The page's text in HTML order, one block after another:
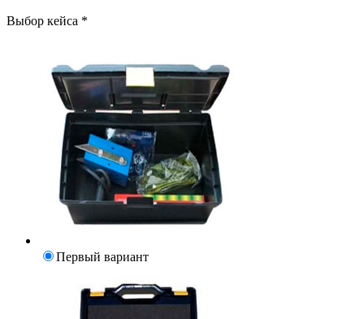
Выбор кейса *
Первый вариант